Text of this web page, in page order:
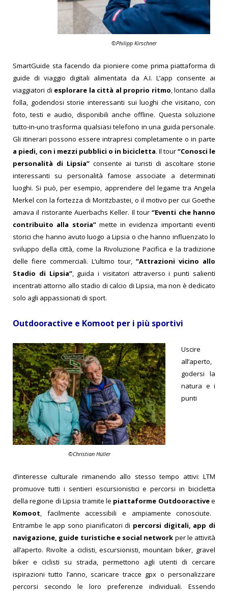
©Philipp Kirschner
SmartGuide sta facendo da pioniere come prima piattaforma di
guide di viaggio digitali alimentata da A.I. L’app consente ai
viaggiatori di esplorare la città al proprio ritmo, lontano dalla
folla, godendosi storie interessanti sui luoghi che visitano, con
foto, testi e audio, disponibili anche offline. Questa soluzione
tutto-in-uno trasforma qualsiasi telefono in una guida personale.
Gli itinerari possono essere intrapresi completamente o in parte
a piedi, con i mezzi pubblici o in bicicletta. Il tour“Conosci le
personalità di Lipsia” consente ai turisti di ascoltare storie
interessanti su personalità famose associate a determinati
luoghi. Si può, per esempio, apprendere del legame tra Angela
Merkel con la fortezza di Moritzbastei, o il motivo per cui Goethe
amava il ristorante Auerbachs Keller. Il tour “Eventi che hanno
contribuito alla storia”mette in evidenza importanti eventi
storici che hanno avuto luogo a Lipsia o che hanno influenzato lo
sviluppo della città, come la Rivoluzione Pacifica e la tradizione
delle fiere commerciali. L‘ultimo tour, “Attrazioni vicino allo
Stadio di Lipsia”, guida i visitatori attraverso i punti salienti
incentrati attorno allo stadio di calcio di Lipsia, ma non è dedicato
solo agli appassionati di sport.
Outdooractive e Komoot per i più sportivi
©Christian Hüller
Uscire
all’aperto,
godersi la
natura e i
punti
d’interesse culturale rimanendo allo stesso tempo attivi: LTM
promuove tutti i sentieri escursionistici e percorsi in bicicletta
della regione di Lipsia tramite le piattaforme Outdooractivee
Komoot, facilmente accessibili e ampiamente conosciute.
Entrambe le app sono pianificatori di percorsi digitali, app di
navigazione, guide turistiche e social network per le attività
all’aperto. Rivolte a ciclisti, escursionisti, mountain biker, gravel
biker e ciclisti su strada, permettono agli utenti di cercare
ispirazioni tutto l’anno, scaricare tracce gpx o personalizzare
percorsi secondo le loro preferenze individuali. Essendo